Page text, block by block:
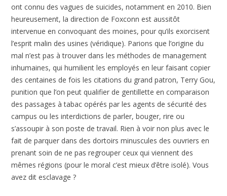
ont connu des vagues de suicides, notamment en 2010. Bien
heureusement, la direction de Foxconn est aussitôt
intervenue en convoquant des moines, pour qu’ils exorcisent
l’esprit malin des usines (véridique). Parions que l’origine du
mal n’est pas à trouver dans les méthodes de management
inhumaines, qui humilient les employés en leur faisant copier
des centaines de fois les citations du grand patron, Terry Gou,
punition que l’on peut qualifier de gentillette en comparaison
des passages à tabac opérés par les agents de sécurité des
campus ou les interdictions de parler, bouger, rire ou
s’assoupir à son poste de travail. Rien à voir non plus avec le
fait de parquer dans des dortoirs minuscules des ouvriers en
prenant soin de ne pas regrouper ceux qui viennent des
mêmes régions (pour le moral c’est mieux d’être isolé). Vous
avez dit esclavage ?